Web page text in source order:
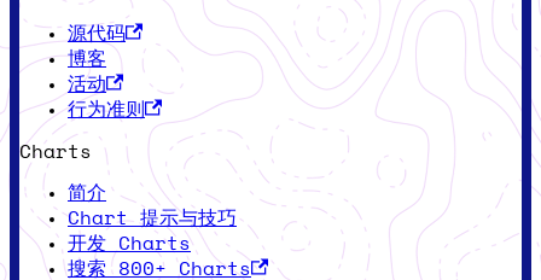
源代码
博客
活动
行为准则
Charts
简介
Chart 提示与技巧
开发 Charts
搜索 800+ Charts